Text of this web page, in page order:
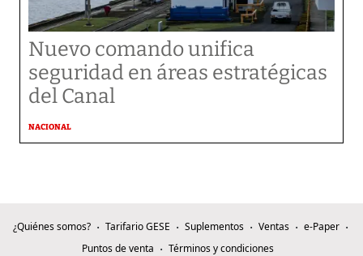
Nuevo comando unifica
seguridad en áreas estratégicas
del Canal
NACIONAL
¿Quiénes somos? Tarifario GESE Suplementos Ventas
e-Paper
Puntos de venta
Términos y condiciones